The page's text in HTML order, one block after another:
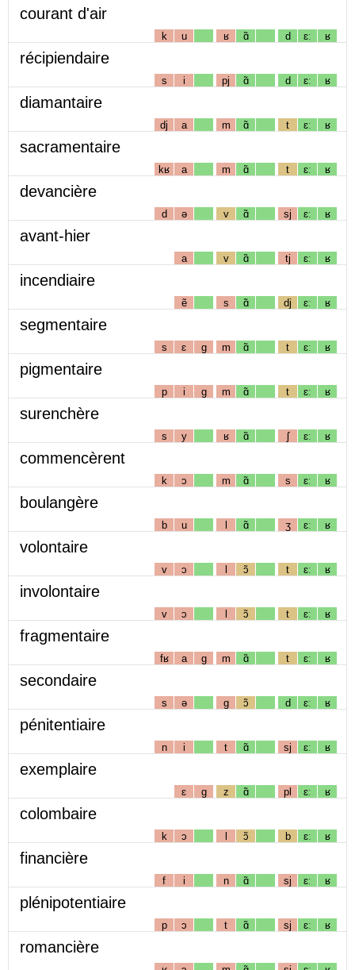
courant d'air
k u ʁ ɑ̃ d ɛː ʁ
récipiendaire
s i pj ɑ̃ d ɛː ʁ
diamantaire
dj a m ɑ̃ t ɛː ʁ
sacramentaire
kʁ a m ɑ̃ t ɛː ʁ
devancière
d ə v ɑ̃ sj ɛː ʁ
avant-hier
a v ɑ̃ tj ɛː ʁ
incendiaire
ẽ s ɑ̃ dj ɛː ʁ
segmentaire
s ɛ g m ɑ̃ t ɛː ʁ
pigmentaire
p i g m ɑ̃ t ɛː ʁ
surenchère
s y ʁ ɑ̃ ʃ ɛː ʁ
commencèrent
k ɔ m ɑ̃ s ɛː ʁ
boulangère
b u l ɑ̃ ʒ ɛː ʁ
volontaire
v ɔ l ɔ̃ t ɛː ʁ
involontaire
v ɔ l ɔ̃ t ɛː ʁ
fragmentaire
fʁ a g m ɑ̃ t ɛː ʁ
secondaire
s ə g ɔ̃ d ɛː ʁ
pénitentiaire
n i t ɑ̃ sj ɛː ʁ
exemplaire
ɛ g z ɑ̃ pl ɛː ʁ
colombaire
k ɔ l ɔ̃ b ɛː ʁ
financière
f i n ɑ̃ sj ɛː ʁ
plénipotentiaire
p ɔ t ɑ̃ sj ɛː ʁ
romancière